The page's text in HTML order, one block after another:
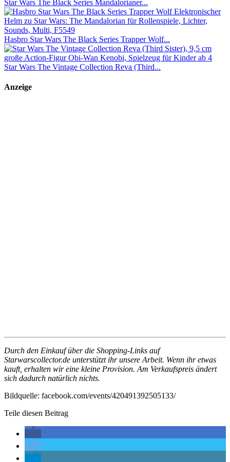
Star Wars The Black Series Mandalorianer...
Hasbro Star Wars The Black Series Trapper Wolf...
Star Wars The Vintage Collection Reva (Third...
Anzeige
Durch den Einkauf über die Shopping-Links auf
Starwarscollector.de unterstützt ihr unsere Arbeit. Wenn ihr etwas
kauft, erhalten wir eine kleine Provision. Am Verkaufspreis ändert
sich dadurch natürlich nichts.
Bildquelle: facebook.com/events/420491392505133/
Teile diesen Beitrag